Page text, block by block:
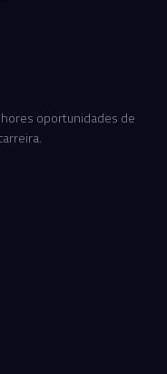
oportunidades de